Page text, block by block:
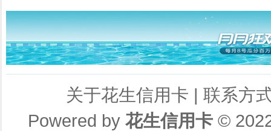
关于花生信用卡 | 联系方
Powered by 花生信用卡 ©